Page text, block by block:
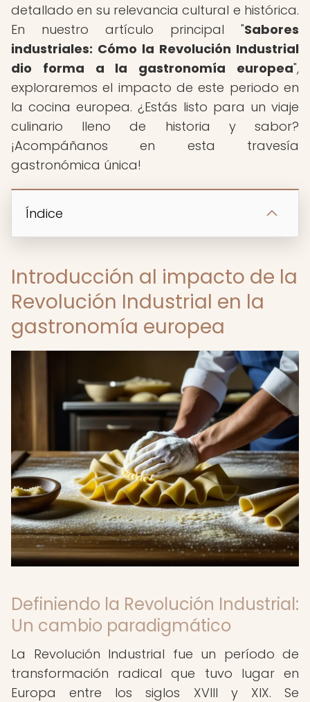
detallado en su relevancia cultural e histórica.
En nuestro artículo principal "Sabores
industriales: Cómo la Revolución Industrial
dio forma a la gastronomía europea",
exploraremos el impacto de este periodo en
la cocina europea. ¿Estás listo para un viaje
culinario lleno de historia y sabor?
¡Acompáñanos en esta travesía
gastronómica única!
Índice
Introducción al impacto de la
Revolución Industrial en la
gastronomía europea
Definiendo la Revolución Industrial:
Un cambio paradigmático
La Revolución Industrial fue un período de
transformación radical que tuvo lugar en
Europa entre los siglos XVIII y XIX. Se